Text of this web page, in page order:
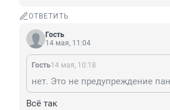
ОТВЕТИТЬ
Гость
14 мая, 11:04
Гость14 мая, 10:18
Всё так